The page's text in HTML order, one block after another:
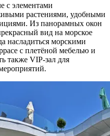
с элементами
растениями, удобными
Из панорамных окон
вид на морское
насладиться морскими
с плетёной мебелью и
также VIP-зал для